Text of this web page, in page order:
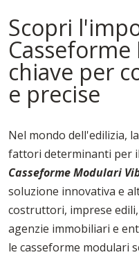
Scopri
chiave per
e precise
Nel mondo dell'edilizia,
fattori determinanti per
Casseforme Modulari
soluzione innovativa e
costruttori, imprese
agenzie immobiliari e
le casseforme modulari